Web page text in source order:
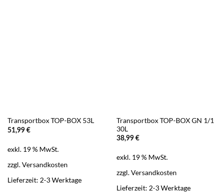
Transportbox TOP-BOX 53L
51,99 €
exkl. 19 % MwSt.
zzgl.Versandkosten
Lieferzeit: 2-3 Werktage
Transportbox TOP-BOX GN 1/1
30L
38,99 €
exkl. 19 % MwSt.
zzgl.Versandkosten
Lieferzeit: 2-3 Werktage